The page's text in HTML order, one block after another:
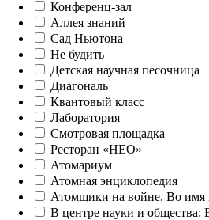
Конференц-зал
Аллея знаний
Сад Ньютона
Не будить
Детская научная песочница
Диагональ
Квантовый класс
Лаборатория
Смотровая площадка
Ресторан «НЕО»
Атомариум
Атомная энциклопедия
Атомщики на войне. Во имя
В центре науки и общества: